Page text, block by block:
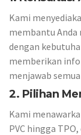
Kami
membantu Anda
dengan
memberikan
menjawab
2. Pilihan
Kami
PVC hingga